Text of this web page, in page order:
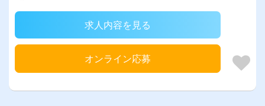
求人内容を見る
オンライン応募